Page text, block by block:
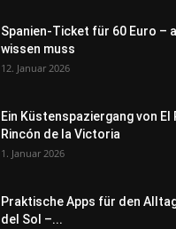
Spanien-Ticket für 60 Euro –
wissen muss
12. Januar 2026
Ein Küstenspaziergang von El
Rincón de la Victoria
1. Januar 2026
Praktische Apps für den
del Sol –...